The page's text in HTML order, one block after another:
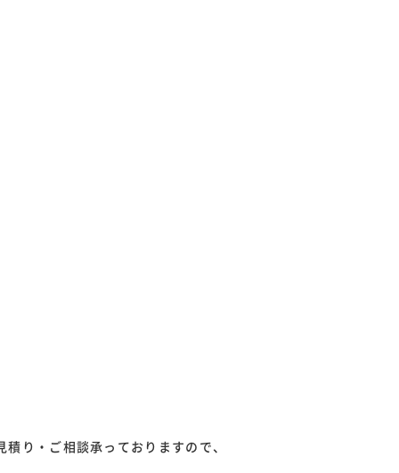
り・ご相談承っておりますので、